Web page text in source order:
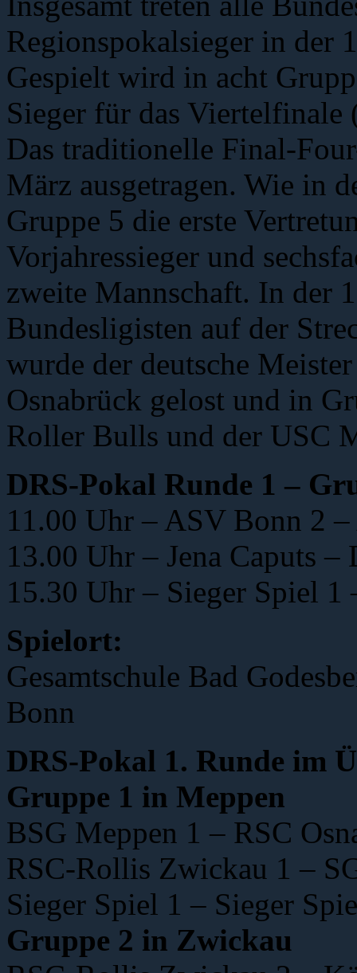
Regionspokalsieger in der
Gespielt wird in acht
Sieger für das
Das traditionelle Final-
März ausgetragen. Wie in
Gruppe 5 die erste
Vorjahressieger und
zweite Mannschaft. In der
Bundesligisten auf der
wurde der deutsche
Osnabrück gelost und in
Roller Bulls und der USC
DRS-Pokal Runde 1 –
11.00 Uhr – ASV Bonn 2
13.00 Uhr – Jena Caputs
15.30 Uhr – Sieger Spiel 1
Spielort:
Gesamtschule Bad
Bonn
DRS-Pokal 1. Runde im
Gruppe 1 in Meppen
BSG Meppen 1 – RSC
RSC-Rollis Zwickau 1 –
Sieger Spiel 1 – Sieger
Gruppe 2 in Zwickau